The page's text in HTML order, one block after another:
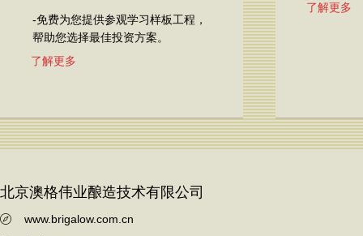
-免费为您提供参观学习样板工程，
帮助您选择最佳投资方案。
了解更多
了解更多
北京澳格伟业酿造技术有限公司
www.brigalow.com.cn